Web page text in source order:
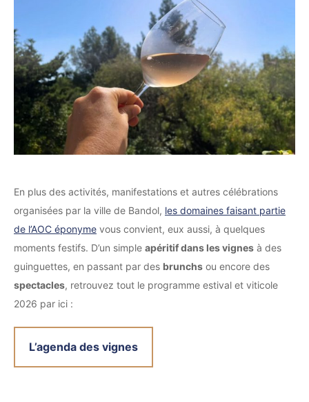
En plus des activités, manifestations et autres célébrations
organisées par la ville de Bandol, les domaines faisant partie
de l’AOC éponyme vous convient, eux aussi, à quelques
moments festifs. D’un simple apéritif dans les vignes à des
guinguettes, en passant par des brunchs ou encore des
spectacles, retrouvez tout le programme estival et viticole
2026 par ici :
L’agenda des vignes